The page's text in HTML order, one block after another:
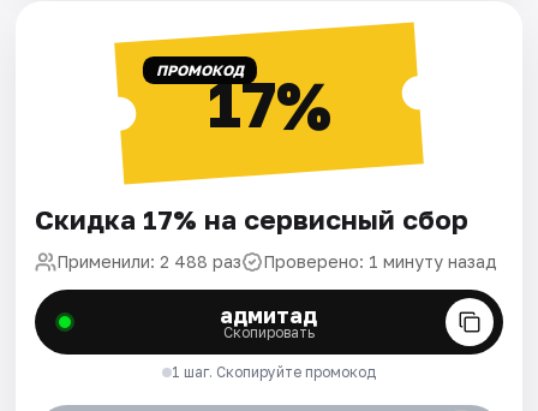
ПРОМОКОД17%
Скидка 17% на сервисный сбор
Применили: 2 488 раз Проверено: 1 минуту назад
адмитад
Скопировать
1 шаг. Скопируйте промокод